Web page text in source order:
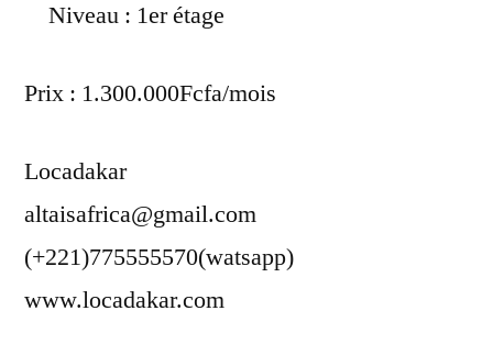
Niveau : 1er étage
Prix : 1.300.000Fcfa/mois
Locadakar
altaisafrica@gmail.com
(+221)775555570(watsapp)
www.locadakar.com